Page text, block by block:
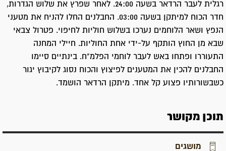
רגלית לעבר הרדאר בשעה 24:00. לאחר שפרץ את שלוש הגדרות,
חדר הכוח למיתקן בשעה 03:00. החבלנים החלו להניח את מטעני
הנפץ ושאר הלוחמים נערכו בשלוש חוליות לחיפוי. פטרול צבאי
שבא מן החוץ הותקף על-ידי אחת החוליות. חיילי המחנה
התעוררו ופתחו באש לעבר לוחמי הפלמ"ח. בינתיים סיימו
החבלנים להכין את המטענים לפיצוץ והכוח נסוג לקיבוץ יגור
כשבשורותיו פצוע קל אחד. מיתקן הרדאר הושמד.
תוכן מקושר
מושגים